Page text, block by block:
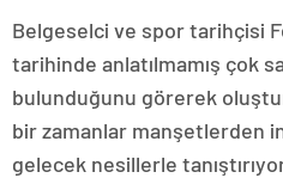
Belgeselci ve spor tarihçisi
tarihinde anlatılmamış çok
bulunduğunu görerek
bir zamanlar manşetlerden
gelecek nesillerle